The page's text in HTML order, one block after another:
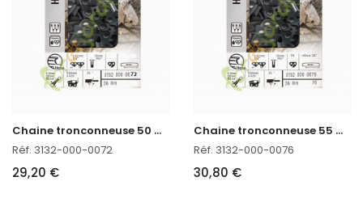
C
haine tronconneuse 50 CM HEXA Stihl 3132-000-0072
Réf. 3132-000-0072
29,20 €
C
haine tronconneuse 55 CM HEXA Stihl 3132-000-0076
Réf. 3132-000-0076
30,80 €